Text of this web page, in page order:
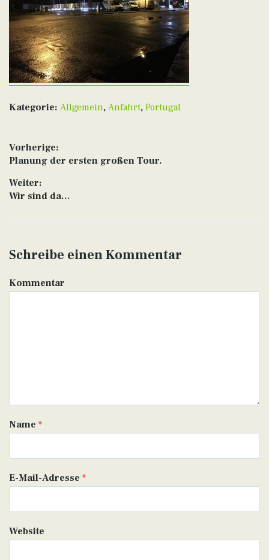
Kategorie: Allgemein, Anfahrt, Portugal
Beitragsnavigation
Vorherige:
Vorheriger
Planung der ersten großen Tour.
Weiter:
Nächster
Wir sind da…
Schreibe einen Kommentar
Kommentar
Name *
E-Mail-Adresse *
Website